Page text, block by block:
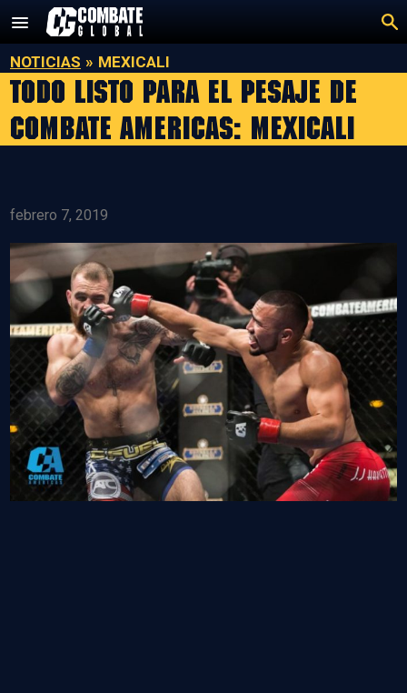
contenido
NOTICIAS » MEXICALI
TODO LISTO PARA EL PESAJE DE
COMBATE AMERICAS: MEXICALI
febrero 7, 2019